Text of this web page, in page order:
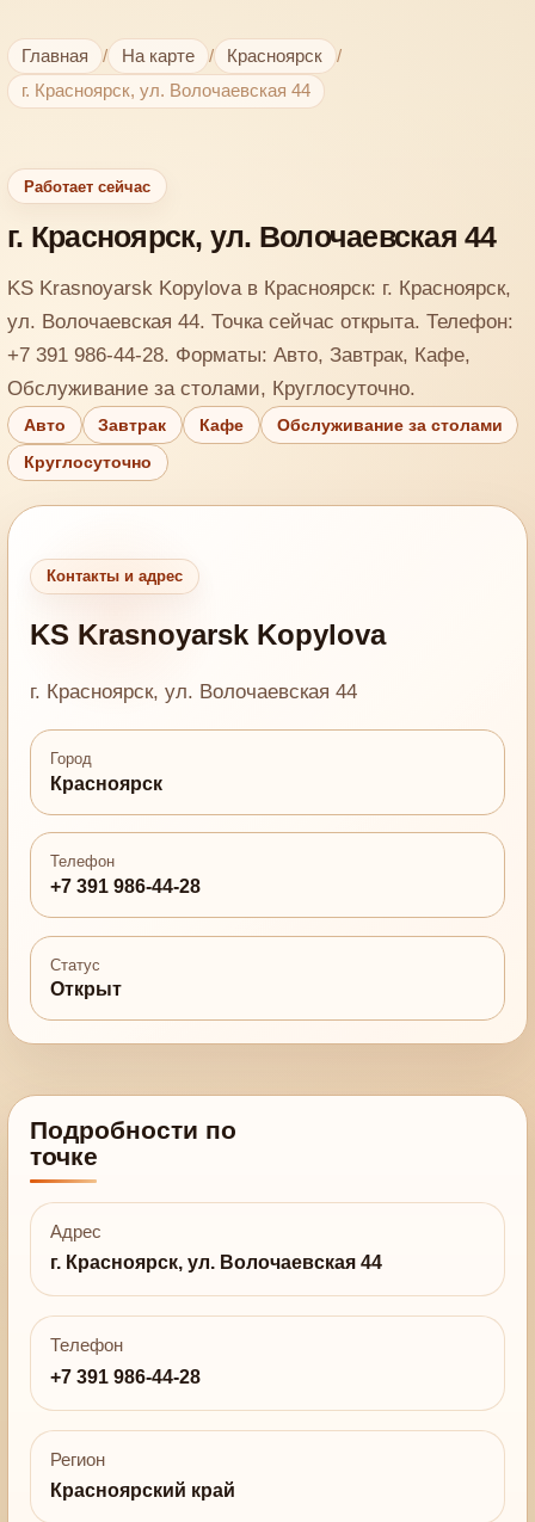
Главная / На карте / Красноярск
/
г. Красноярск, ул. Волочаевская 44
Работает сейчас
г. Красноярск, ул. Волочаевская 44
KS Krasnoyarsk Kopylova в Красноярск: г. Красноярск,
ул. Волочаевская 44. Точка сейчас открыта. Телефон:
+7 391 986-44-28. Форматы: Авто, Завтрак, Кафе,
Обслуживание за столами, Круглосуточно.
Авто Завтрак Кафе Обслуживание за столами
Круглосуточно
Контакты и адрес
KS Krasnoyarsk Kopylova
г. Красноярск, ул. Волочаевская 44
Город
Красноярск
Телефон
+7 391 986-44-28
Статус
Открыт
Подробности по
точке
Адрес
г. Красноярск, ул. Волочаевская 44
Телефон
+7 391 986-44-28
Регион
Красноярский край